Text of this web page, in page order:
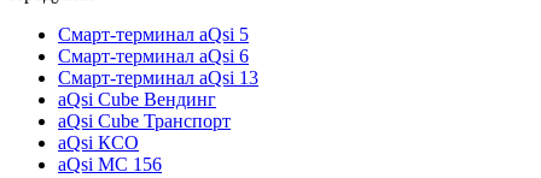
Смарт-терминал aQsi 5
Смарт-терминал aQsi 6
Смарт-терминал aQsi 13
aQsi Cube Вендинг
aQsi Cube Транспорт
aQsi КСО
aQsi МС 156